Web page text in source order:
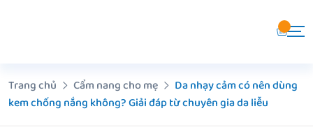
Trang chủ
Cẩm nang cho mẹ
Da nhạy cảm có nên dùng
kem chống nắng không? Giải đáp từ chuyên gia da liễu